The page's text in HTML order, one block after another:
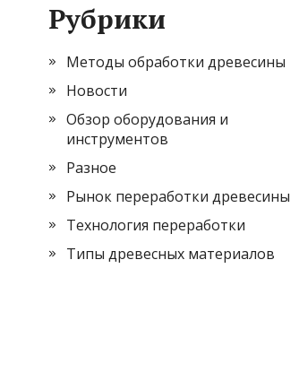
Рубрики
Методы обработки древесины
Новости
Обзор оборудования и
инструментов
Разное
Рынок переработки древесины
Технология переработки
Типы древесных материалов